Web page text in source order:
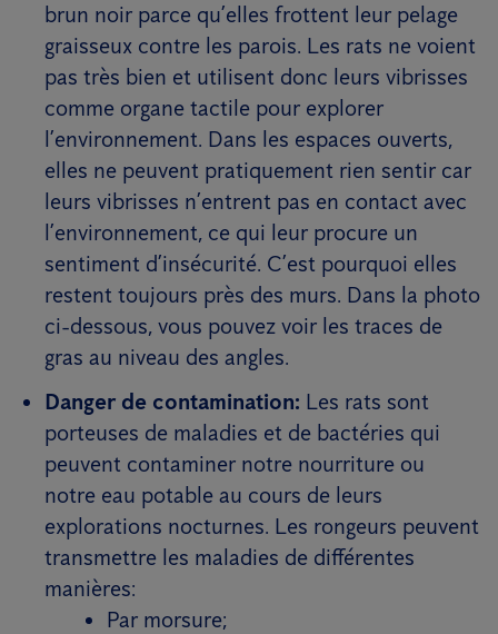
brun noir parce qu’elles frottent leur pelage
graisseux contre les parois. Les rats ne voient
pas très bien et utilisent donc leurs vibrisses
comme organe tactile pour explorer
l’environnement. Dans les espaces ouverts,
elles ne peuvent pratiquement rien sentir car
leurs vibrisses n’entrent pas en contact avec
l’environnement, ce qui leur procure un
sentiment d’insécurité. C’est pourquoi elles
restent toujours près des murs. Dans la photo
ci-dessous, vous pouvez voir les traces de
gras au niveau des angles.
Danger de contamination: Les rats sont
porteuses de maladies et de bactéries qui
peuvent contaminer notre nourriture ou
notre eau potable au cours de leurs
explorations nocturnes. Les rongeurs peuvent
transmettre les maladies de différentes
manières:
Par morsure;